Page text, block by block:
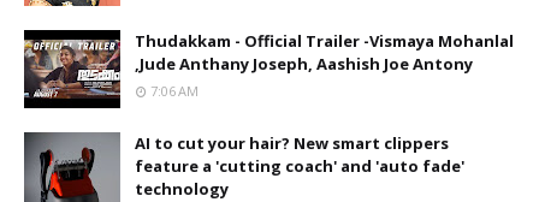
Thudakkam - Official Trailer -Vismaya Mohanlal
,Jude Anthany Joseph, Aashish Joe Antony
7:06 AM
AI to cut your hair? New smart clippers
feature a 'cutting coach' and 'auto fade'
technology